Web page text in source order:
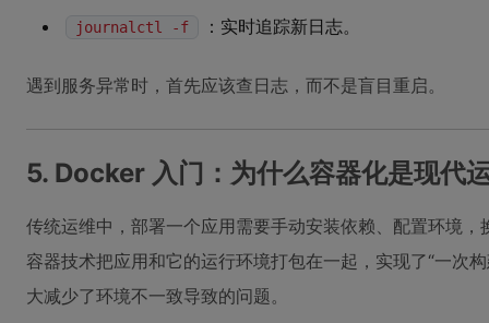
journalctl -f ：实时追踪新日志。
遇到服务异常时，首先应该查日志，而不是盲目重启。
5. Docker 入门：为什么容器化是现代
传统运维中，部署一个应用需要手动安装依赖、配置环境
容器技术把应用和它的运行环境打包在一起，实现了“一次
大减少了环境不一致导致的问题。